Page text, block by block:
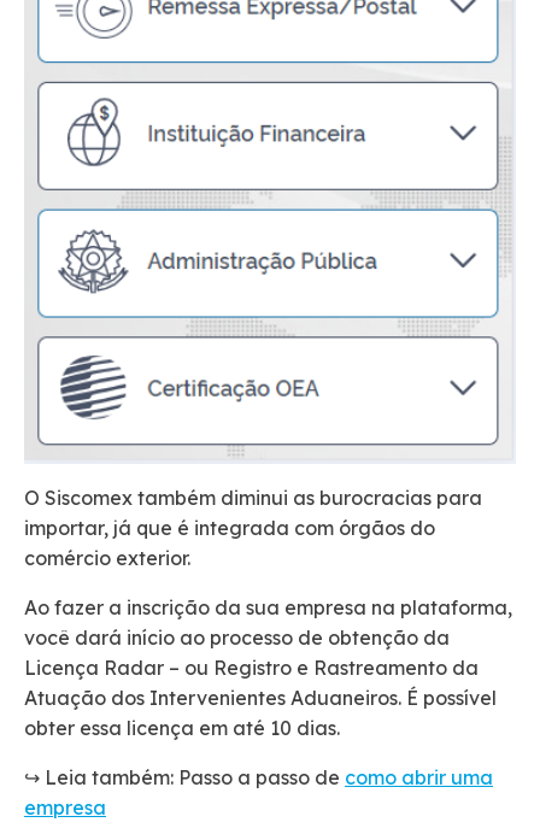
O Siscomex também diminui as burocracias para
importar, já que é integrada com órgãos do
comércio exterior.
Ao fazer a inscrição da sua empresa na plataforma,
você dará início ao processo de obtenção da
Licença Radar – ou Registro e Rastreamento da
Atuação dos Intervenientes Aduaneiros. É possível
obter essa licença em até 10 dias.
↪️ Leia também: Passo a passo de como abrir uma
empresa